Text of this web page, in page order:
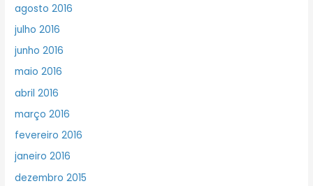
agosto 2016
julho 2016
junho 2016
maio 2016
abril 2016
março 2016
fevereiro 2016
janeiro 2016
dezembro 2015